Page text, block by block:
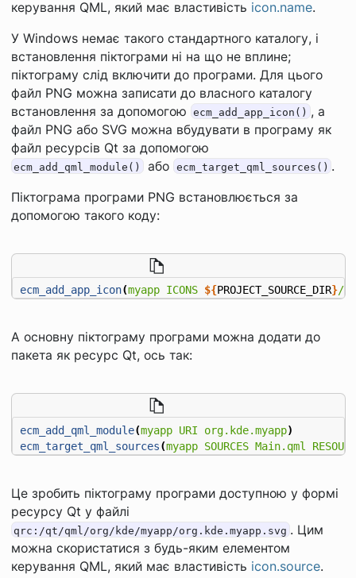
керування QML, який має властивість icon.name.
У Windows немає такого стандартного каталогу, і
встановлення піктограми ні на що не вплине;
піктограму слід включити до програми. Для цього
файл PNG можна записати до власного каталогу
встановлення за допомогою
ecm_add_app_icon() , а
файл PNG або SVG можна вбудувати в програму як
файл ресурсів Qt за допомогою
ecm_add_qml_module() або ecm_target_qml_sources() .
Піктограма програми PNG встановлюється за
допомогою такого коду:
ecm_add_app_icon(myapp ICONS ${PROJECT_SOURCE_DIR}/
А основну піктограму програми можна додати до
пакета як ресурс Qt, ось так:
ecm_add_qml_module(myapp URI org.kde.myapp)
ecm_target_qml_sources(myapp SOURCES Main.qml
Це зробить піктограму програми доступною у формі
ресурсу Qt у файлі
qrc:/qt/qml/org/kde/myapp/org.kde.myapp.svg . Цим
можна скористатися з будь-яким елементом
керування QML, який має властивість icon.source.